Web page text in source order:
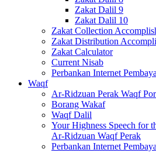
Zakat Dalil 9
Zakat Dalil 10
Zakat Collection
Zakat Distribution
Zakat Calculator
Current Nisab
Perbankan Internet
Waqf
Ar-Ridzuan Perak Waqf
Borang Wakaf
Waqf Dalil
Your Highness Speech for
Ar-Ridzuan Waqf Perak
Perbankan Internet